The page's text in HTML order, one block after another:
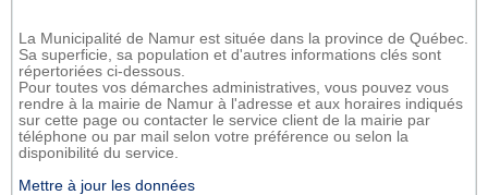
La Municipalité de Namur est située dans la province de Québec.
Sa superficie, sa population et d'autres informations clés sont
répertoriées ci-dessous.
Pour toutes vos démarches administratives, vous pouvez vous
rendre à la mairie de Namur à l'adresse et aux horaires indiqués
sur cette page ou contacter le service client de la mairie par
téléphone ou par mail selon votre préférence ou selon la
disponibilité du service.
Mettre à jour les données